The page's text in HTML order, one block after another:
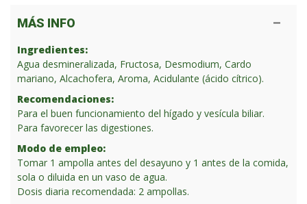
MÁS INFO
Ingredientes:
Agua desmineralizada, Fructosa, Desmodium, Cardo
mariano, Alcachofera, Aroma, Acidulante (ácido cítrico).
Recomendaciones:
Para el buen funcionamiento del hígado y vesícula biliar.
Para favorecer las digestiones.
Modo de empleo:
Tomar 1 ampolla antes del desayuno y 1 antes de la comida,
sola o diluida en un vaso de agua.
Dosis diaria recomendada: 2 ampollas.